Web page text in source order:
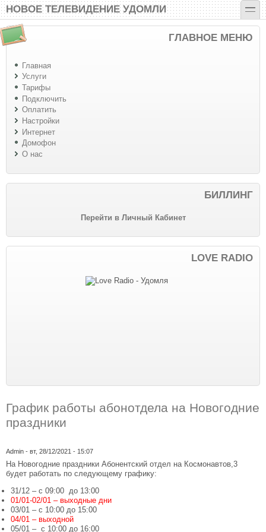
Перейти к основному содержанию
Skip to search
НОВОЕ ТЕЛЕВИДЕНИЕ УДОМЛИ toggle
ГЛАВНОЕ МЕНЮ
Главная
Услуги
Тарифы
Подключить
Оплатить
Настройки
Интернет
Домофон
О нас
БИЛЛИНГ
Перейти в Личный Кабинет
LOVE RADIO
График работы абонотдела на Новогодние
праздники
Admin - вт, 28/12/2021 - 15:07
На Новогодние праздники Абонентский отдел на Космонавтов,3
будет работать по следующему графику:
31/12 – с 09:00 до 13:00
01/01-02/01 – выходные дни
03/01 – с 10:00 до 15:00
04/01 – выходной
05/01 – с 10:00 до 16:00